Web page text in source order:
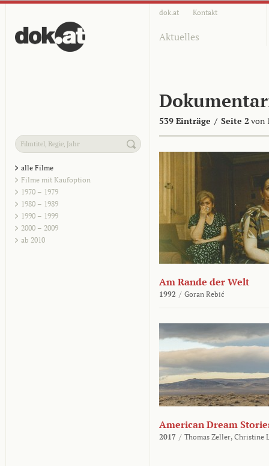
dok.at Kontakt
Aktuelles
539 Einträge / Seite 2 von
alle Filme
Filme mit Kaufoption
1970 – 1979
1980 – 1989
1990 – 1999
2000 – 2009
ab 2010
Am Rande der Welt
1992 / Goran Rebić
American Dream
2017 / Thomas Zeller, Christine